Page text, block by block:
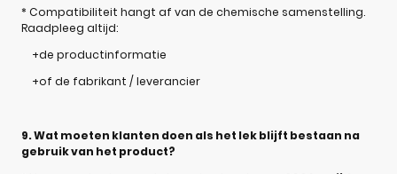
* Compatibiliteit hangt af van de chemische samenstelling.
Raadpleeg altijd:
+de productinformatie
+of de fabrikant / leverancier
9. Wat moeten klanten doen als het lek blijft bestaan na
gebruik van het product?